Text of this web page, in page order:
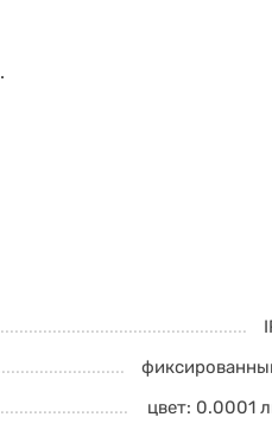
цвет: 0.0001